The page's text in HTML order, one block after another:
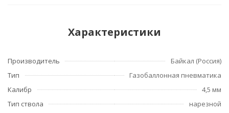
Характеристики
Производитель
Байкал (Россия)
Тип
Газобаллонная пневматика
Калибр
4,5 мм
Тип ствола
нарезной